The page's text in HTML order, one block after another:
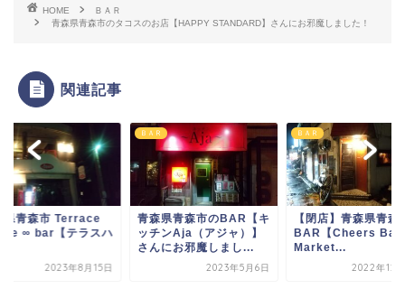
HOME
ＢＡＲ
青森県青森市のタコスのお店【HAPPY STANDARD】さんにお邪魔しました！
関連記事
県青森市 ​Terrace
∞ bar【テラスハ
2023年8月15日
ＢＡＲ
青森県青森市のBAR【キ
ッチンAja（アジャ）】
さんにお邪魔しまし...
2023年5月6日
ＢＡＲ
【閉店】青森県青森
BAR【Cheers
Market...
2022年12